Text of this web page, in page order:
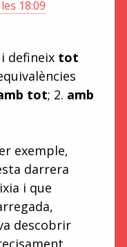
18:09
defineix tot
tot; 2. amb
exemple,
darrera
i que
descobrir